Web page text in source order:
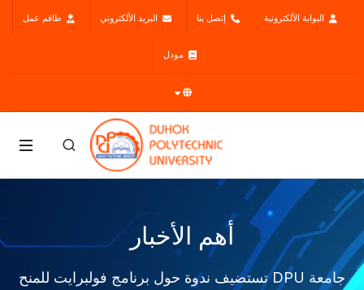
البوابة الألكترونية إتصل بنا البريد الألكتروني طاقم عمل
مودل
أهم الأخبار
جامعة DPU تستضيف ندوة حول برنامج فولبرايت للمنح